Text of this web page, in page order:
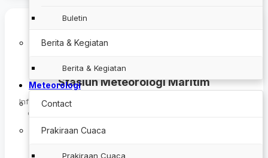
Buletin
Berita & Kegiatan
Berita & Kegiatan
Meteorologi
Contact
Prakiraan Cuaca
Prakiraan Cuaca
Stasiun Meteorologi Maritim
Informasi prakiraan gelombang laut, cuaca wilayah perairan,
cuaca pelabuhan, dan peringatan dini gelombang tinggi.